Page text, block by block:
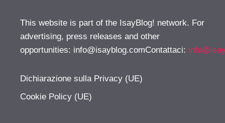
This website is part of the IsayBlog! network. For
advertising, press releases and other
opportunities: info@isayblog.comContattaci:
Dichiarazione sulla Privacy (UE)
Cookie Policy (UE)